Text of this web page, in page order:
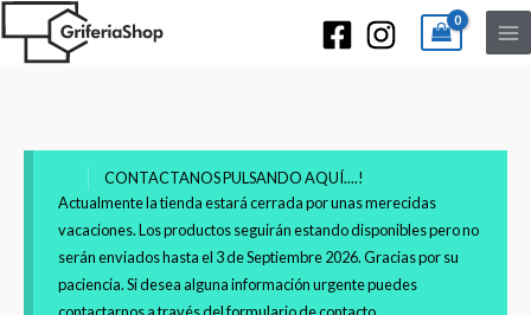
CONTACTANOS PULSANDO AQUÍ....!
Actualmente la tienda estará cerrada por unas merecidas
vacaciones. Los productos seguirán estando disponibles pero no
serán enviados hasta el 3 de Septiembre 2026. Gracias por su
paciencia. Si desea alguna información urgente puedes
contactarnos a través del formulario de contacto.